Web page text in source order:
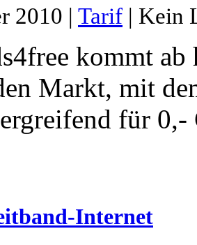
2010 | Tarif | Kein
kommt ab
Markt, mit
für
Internet